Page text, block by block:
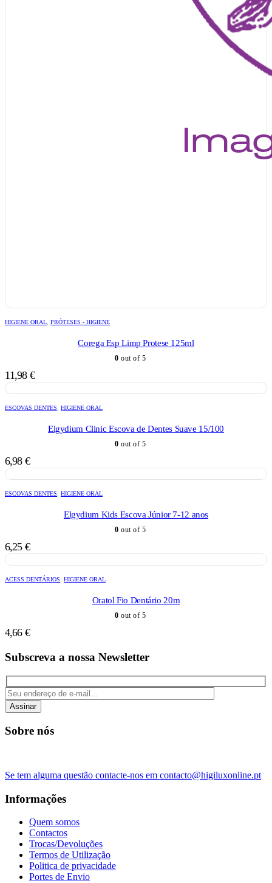
HIGIENE ORAL, PRÓTESES - HIGIENE
Corega Esp Limp Protese 125ml
0 out of 5
11,98 €
ESCOVAS DENTES, HIGIENE ORAL
Elgydium Clinic Escova de Dentes Suave 15/100
0 out of 5
6,98 €
ESCOVAS DENTES, HIGIENE ORAL
Elgydium Kids Escova Júnior 7-12 anos
0 out of 5
6,25 €
ACESS DENTÁRIOS, HIGIENE ORAL
Oratol Fio Dentário 20m
0 out of 5
4,66 €
Subscreva a nossa Newsletter
Assinar
Sobre nós
Se tem alguma questão contacte-nos em contacto@higiluxonline.pt
Informações
Quem somos
Contactos
Trocas/Devoluções
Termos de Utilização
Politica de privacidade
Portes de Envio